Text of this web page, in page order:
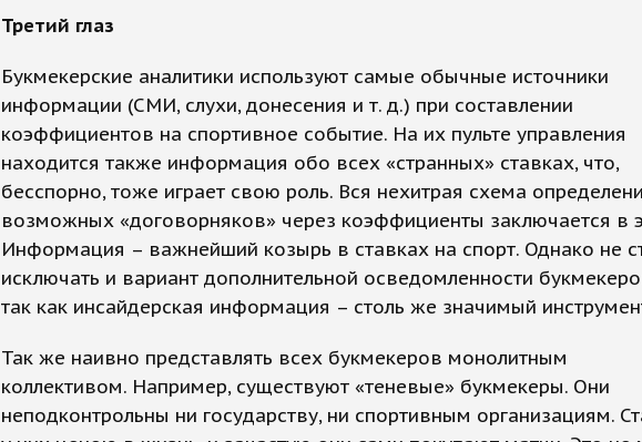
Третий глаз
Букмекерские аналитики используют самые обычные источники
информации (СМИ, слухи, донесения и т. д.) при составлении
коэффициентов на спортивное событие. На их пульте управления
находится также информация обо всех «странных» ставках, что,
бесспорно, тоже играет свою роль. Вся нехитрая схема
возможных «договорняков» через коэффициенты заключается в
Информация – важнейший козырь в ставках на спорт. Однако не
исключать и вариант дополнительной осведомленности
так как инсайдерская информация – столь же значимый
Так же наивно представлять всех букмекеров монолитным
коллективом. Например, существуют «теневые» букмекеры. Они
неподконтрольны ни государству, ни спортивным организациям.